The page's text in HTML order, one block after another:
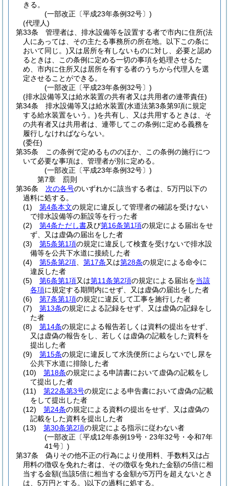
きる。
(一部改正〔平成23年条例32号〕)
(代理人)
第33条
管理者は、排水設備等を設置する者で市内に住所(法
人にあっては、その主たる事務所の所在地。以下この条に
おいて同じ。)又は居所を有しないものに対し、必要と認め
るときは、この条例に定める一切の事項を処理させるた
め、市内に住所又は居所を有する者のうちから代理人を選
定させることができる。
(一部改正〔平成23年条例32号〕)
(排水設備等又は給水装置の共有者又は共用者の連帯責任)
第34条
排水設備等又は給水装置(水道法第3条第9項に規定
する給水装置をいう。)を共有し、又は共用するときは、そ
の共有者又は共用者は、連帯してこの条例に定める義務を
履行しなければならない。
(委任)
第35条
この条例で定めるもののほか、この条例の施行につ
いて必要な事項は、管理者が別に定める。
(一部改正〔平成23年条例32号〕)
第7章
罰則
第36条
次の各号のいずれかに該当する者は、5万円以下の
過料に処する。
(1)
第4条本文の規定に違反して管理者の確認を受けない
で排水設備等の新設等を行った者
(2)
第4条ただし書及び第16条第1項の規定による届出をせ
ず、又は虚偽の届出をした者
(3)
第5条第1項の規定に違反して検査を受けないで排水設
備等を公共下水道に接続した者
(4)
第5条第2項 第17条又は第28条の規定による命令に
違反した者
(5)
第6条第1項又は第11条第2項の規定による届出を当該
各項に規定する期間内にせず、又は虚偽の届出をした者
(6)
第7条第1項の規定に違反して工事を施行した者
(7)
第13条の規定による記録をせず、又は虚偽の記録をし
た者
(8)
第14条の規定による報告若しくは資料の提出をせず、
又は虚偽の報告をし、若しくは虚偽の記載をした資料を
提出した者
(9)
第15条の規定に違反して水洗便所によらないでし尿を
公共下水道に排除した者
(10)
第18条の規定による申請書において虚偽の記載をし
て提出した者
(11)
第22条第3号の規定による申告書において虚偽の記載
をして提出した者
(12)
第24条の規定による資料の提出をせず、又は虚偽の
記載をした資料を提出した者
(13)
第30条第2項の規定による指示に従わない者
(一部改正〔平成12年条例19号・23年32号・令和7年
41号〕)
第37条
偽りその他不正の行為により使用料、手数料又は占
用料の徴収を免れた者は、その徴収を免れた金額の5倍に相
当する金額(当該5倍に相当する金額が5万円を超えないとき
は、5万円とする。)以下の過料に処する。